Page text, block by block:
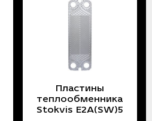
Пластины
теплообменника
Stokvis E2A(SW)5